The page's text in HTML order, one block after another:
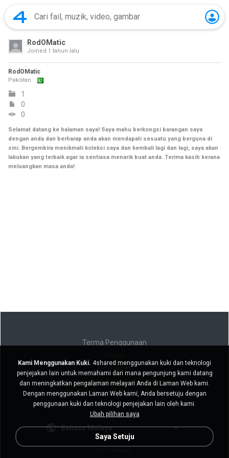
RodOMatic
Joined 1 tahun lalu
RodOMatic
Pakistan
1
0
0
Selamat datang ke halaman saya! Saya mahu berkongsi barangan saya
dengan anda dan berharap anda akan mendapati sesuatu yang berguna di
sini. Bergembira menikmati koleksi saya dan kembali lagi dan lagi, saya akan
lakukan yang terbaik agar ia sentiasa menarik buat anda. Terima kasih kerana
meluangkan masa anda!
Terma Penggunaan
Jangan jual maklumat peribadi saya
Jangan kongsi maklumat peribadi saya
Bahasa Melayu
Kami Menggunakan Kuki. 4shared menggunakan kuki dan teknologi
penjejakan lain untuk memahami dari mana pengunjung kami datang
dan meningkatkan pengalaman melayari Anda di Laman Web kami.
Dengan menggunakan Laman Web kami, Anda bersetuju dengan
penggunaan kuki dan teknologi penjejakan lain oleh kami.
Ubah pilihan saya
Saya Setuju